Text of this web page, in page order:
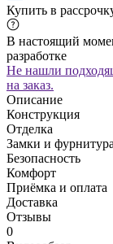
Купить в
В настоящий
разработке
Не нашли
на заказ.
Описание
Конструкция
Отделка
Замки и фурнитура
Безопасность
Комфорт
Приёмка и оплата
Доставка
Отзывы
0